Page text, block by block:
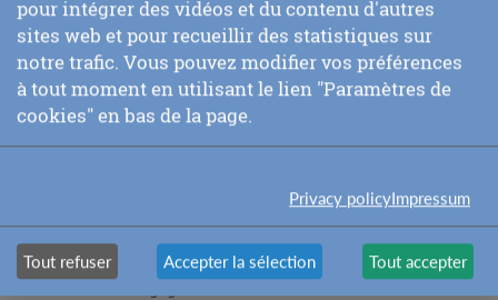
Le 26 décembre 1995
Extrait d’une prière formulée par Sri Chinmoy lors de sa
visite dans la cellule de Nelson Mandela à la prison de
l’île Robben.
« Nelson Mandela, vous avez souffert la torture suprême.
consolation de la terre.
Votre cœur a gagné le choix d’admiration du monde.
pour intégrer des vidéos et du contenu d'autres
sites web et pour recueillir des statistiques sur
notre trafic. Vous pouvez modifier vos préférences
à tout moment en utilisant le lien "Paramètres de
cookies" en bas de la page.
Privacy policyImpressum
Tout refuser Accepter la sélection Tout accepter